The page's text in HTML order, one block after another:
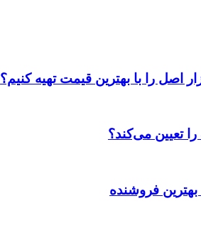
اصل را با بهترین قیمت تهیه کنیم؟
تعیین می‌کند؟
بهترین فروشنده